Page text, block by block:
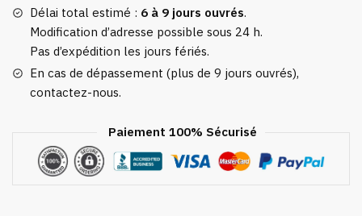
Délai total estimé : 6 à 9 jours ouvrés.
Modification d’adresse possible sous 24 h.
Pas d’expédition les jours fériés.
En cas de dépassement (plus de 9 jours ouvrés),
contactez-nous.
Paiement 100% Sécurisé